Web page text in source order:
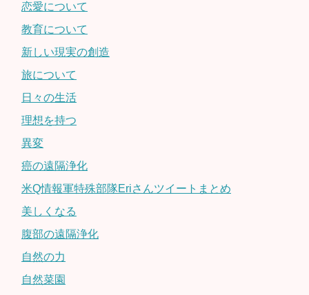
恋愛について
教育について
新しい現実の創造
旅について
日々の生活
理想を持つ
異変
癌の遠隔浄化
米Q情報軍特殊部隊Eriさんツイートまとめ
美しくなる
腹部の遠隔浄化
自然の力
自然菜園